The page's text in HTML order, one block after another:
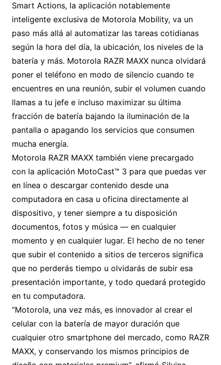
Smart Actions, la aplicación notablemente
inteligente exclusiva de Motorola Mobility, va un
paso más allá al automatizar las tareas cotidianas
según la hora del día, la ubicación, los niveles de la
batería y más. Motorola RAZR MAXX nunca olvidará
poner el teléfono en modo de silencio cuando te
encuentres en una reunión, subir el volumen cuando
llamas a tu jefe e incluso maximizar su última
fracción de batería bajando la iluminación de la
pantalla o apagando los servicios que consumen
mucha energía.
Motorola RAZR MAXX también viene precargado
con la aplicación MotoCast™ 3 para que puedas ver
en línea o descargar contenido desde una
computadora en casa u oficina directamente al
dispositivo, y tener siempre a tu disposición
documentos, fotos y música — en cualquier
momento y en cualquier lugar. El hecho de no tener
que subir el contenido a sitios de terceros significa
que no perderás tiempo u olvidarás de subir esa
presentación importante, y todo quedará protegido
en tu computadora.
“Motorola, una vez más, es innovador al crear el
celular con la batería de mayor duración que
cualquier otro smartphone del mercado, como RAZR
MAXX, y conservando los mismos principios de